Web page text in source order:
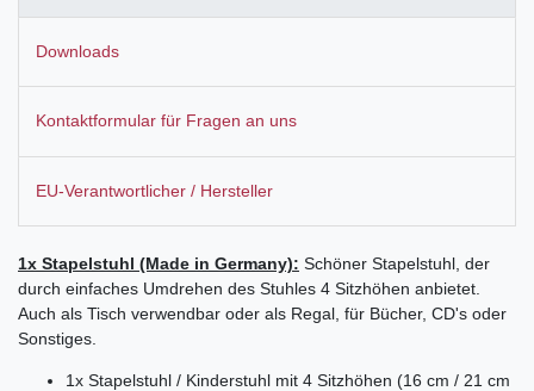
Downloads
Kontaktformular für Fragen an uns
EU-Verantwortlicher / Hersteller
1x Stapelstuhl (Made in Germany): Schöner Stapelstuhl, der
durch einfaches Umdrehen des Stuhles 4 Sitzhöhen anbietet.
Auch als Tisch verwendbar oder als Regal, für Bücher, CD's oder
Sonstiges.
1x Stapelstuhl / Kinderstuhl mit 4 Sitzhöhen (16 cm / 21 cm